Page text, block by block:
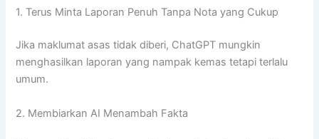
1. Terus Minta Laporan Penuh Tanpa Nota yang Cukup
Jika maklumat asas tidak diberi, ChatGPT mungkin
menghasilkan laporan yang nampak kemas tetapi terlalu
umum.
2. Membiarkan AI Menambah Fakta